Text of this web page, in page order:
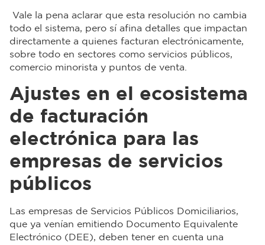
Vale la pena aclarar que esta resolución no cambia
todo el sistema, pero sí afina detalles que impactan
directamente a quienes facturan electrónicamente,
sobre todo en sectores como servicios públicos,
comercio minorista y puntos de venta.
Ajustes en el ecosistema
de facturación
electrónica para las
empresas de servicios
públicos
Las empresas de Servicios Públicos Domiciliarios,
que ya venían emitiendo Documento Equivalente
Electrónico (DEE), deben tener en cuenta una